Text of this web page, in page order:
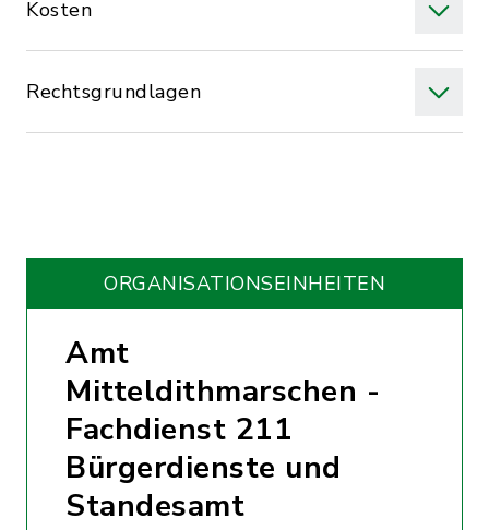
Kosten
Rechtsgrundlagen
ORGANISATIONS­EINHEITEN
Amt
Mitteldithmarschen -
Fachdienst 211
Bürgerdienste und
Standesamt